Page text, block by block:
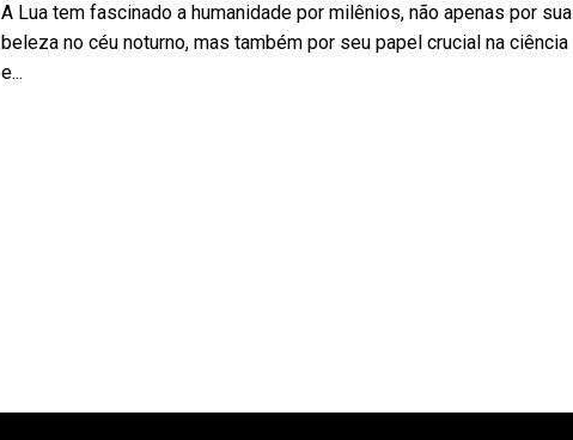
A Lua tem fascinado a humanidade por milênios, não apenas por sua
beleza no céu noturno, mas também por seu papel crucial na ciência
e...